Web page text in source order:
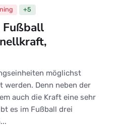
Fußball
möglichst
Denn neben der
auch die Kraft eine sehr
es im Fußball drei
+5